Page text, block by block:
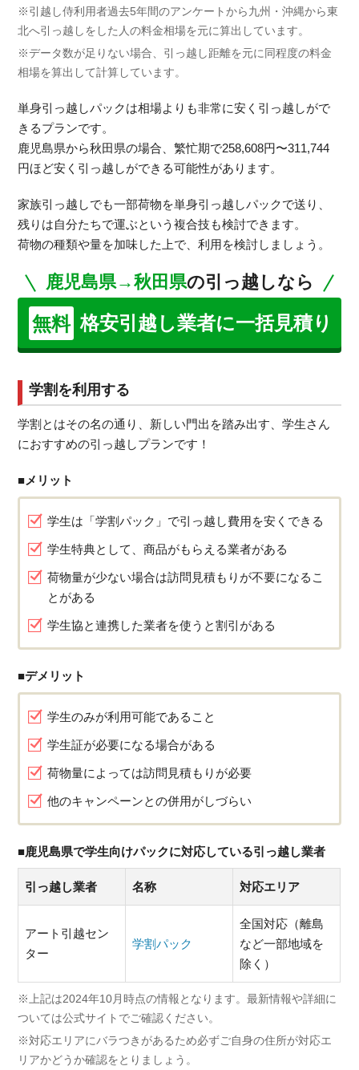
※引越し侍利用者過去5年間のアンケートから九州・沖縄から東
北へ引っ越しをした人の料金相場を元に算出しています。
※データ数が足りない場合、引っ越し距離を元に同程度の料金
相場を算出して計算しています。
単身引っ越しパックは相場よりも非常に安く引っ越しがで
きるプランです。
鹿児島県から秋田県の場合、繁忙期で258,608円〜311,744
円ほど安く引っ越しができる可能性があります。
家族引っ越しでも一部荷物を単身引っ越しパックで送り、
残りは自分たちで運ぶという複合技も検討できます。
荷物の種類や量を加味した上で、利用を検討しましょう。
鹿児島県→秋田県の引っ越しなら
無料 格安引越し業者に一括見積り
学割を利用する
学割とはその名の通り、新しい門出を踏み出す、学生さん
におすすめの引っ越しプランです！
■メリット
学生は「学割パック」で引っ越し費用を安くできる
学生特典として、商品がもらえる業者がある
荷物量が少ない場合は訪問見積もりが不要になるこ
とがある
学生協と連携した業者を使うと割引がある
■デメリット
学生のみが利用可能であること
学生証が必要になる場合がある
荷物量によっては訪問見積もりが必要
他のキャンペーンとの併用がしづらい
■鹿児島県で学生向けパックに対応している引っ越し業者
引っ越し業者 名称 対応エリア
アート引越セン
ター
学割パック
全国対応（離島
など一部地域を
除く）
※上記は2024年10月時点の情報となります。最新情報や詳細に
ついては公式サイトでご確認ください。
※対応エリアにバラつきがあるため必ずご自身の住所が対応エ
リアかどうか確認をとりましょう。